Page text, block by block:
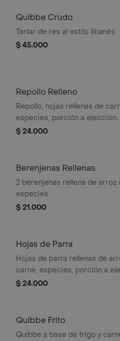
Quibbe Crudo
Tartar de res al estilo libanés.
$ 45.000
Repollo Relleno
Repollo, hojas rellenas de
especies, porción a elección.
$ 24.000
Berenjenas Rellenas
2 berenjenas rellena de arroz
especies.
$ 21.000
Hojas de Parra
Hojas de parra rellenas de
carne, especies, porción a
$ 24.000
Quibbe Frito
Quibbe a base de trigo y